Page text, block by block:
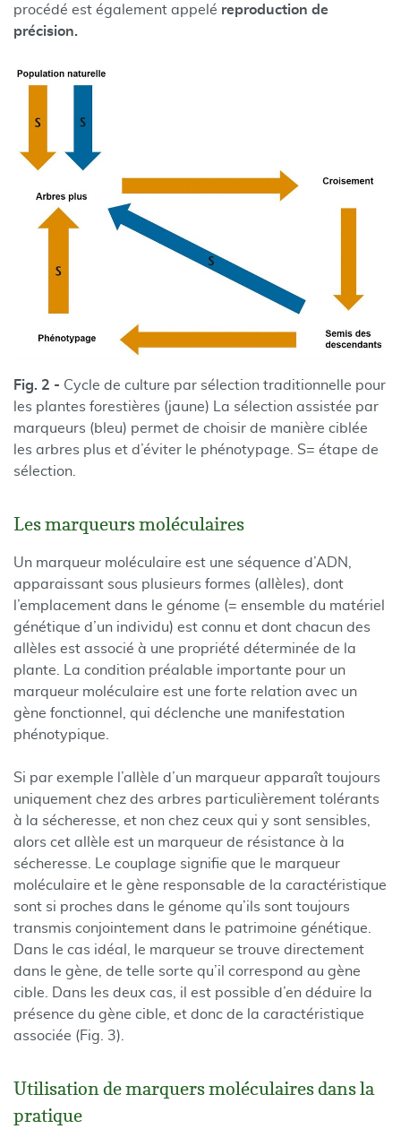
procédé est également appelé reproduction de
précision.
Fig. 2 - Cycle de culture par sélection traditionnelle pour
les plantes forestières (jaune) La sélection assistée par
marqueurs (bleu) permet de choisir de manière ciblée
les arbres plus et d’éviter le phénotypage. S= étape de
sélection.
Les marqueurs moléculaires
Un marqueur moléculaire est une séquence d’ADN,
apparaissant sous plusieurs formes (allèles), dont
l’emplacement dans le génome (= ensemble du matériel
génétique d’un individu) est connu et dont chacun des
allèles est associé à une propriété déterminée de la
plante. La condition préalable importante pour un
marqueur moléculaire est une forte relation avec un
gène fonctionnel, qui déclenche une manifestation
phénotypique.
Si par exemple l’allèle d’un marqueur apparaît toujours
uniquement chez des arbres particulièrement tolérants
à la sécheresse, et non chez ceux qui y sont sensibles,
alors cet allèle est un marqueur de résistance à la
sécheresse. Le couplage signifie que le marqueur
moléculaire et le gène responsable de la caractéristique
sont si proches dans le génome qu’ils sont toujours
transmis conjointement dans le patrimoine génétique.
Dans le cas idéal, le marqueur se trouve directement
dans le gène, de telle sorte qu’il correspond au gène
cible. Dans les deux cas, il est possible d’en déduire la
présence du gène cible, et donc de la caractéristique
associée (Fig. 3).
Utilisation de marquers moléculaires dans la
pratique